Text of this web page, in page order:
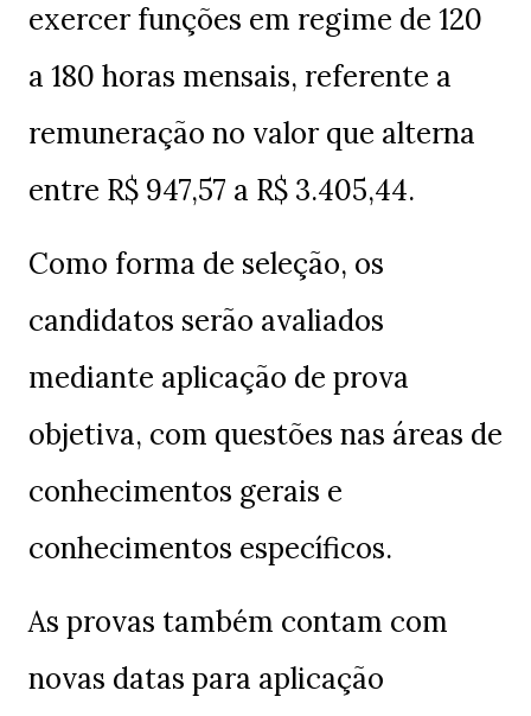
exercer funções em regime de 120
a 180 horas mensais, referente a
remuneração no valor que alterna
entre R$ 947,57 a R$ 3.405,44.
Como forma de seleção, os
candidatos serão avaliados
mediante aplicação de prova
objetiva, com questões nas áreas de
conhecimentos gerais e
conhecimentos específicos.
As provas também contam com
novas datas para aplicação